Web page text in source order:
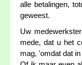
alle betalingen,
geweest.
Uw
mede, dat u het
mag, 'omdat dat